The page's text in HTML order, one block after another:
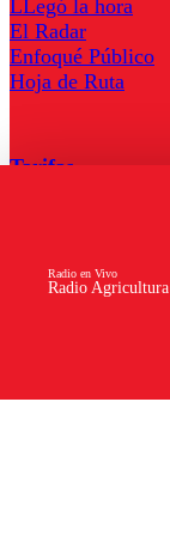
Radio Agricultura
Radio en Vivo
LLegó la hora
El Radar
Enfoqué Público
Hoja de Ruta
Tarifas